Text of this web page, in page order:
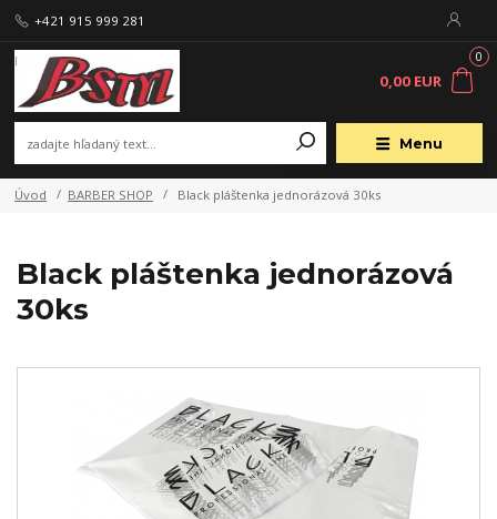
Menu
+421 915 999 281
0
0,00 EUR
Úvod BARBER SHOP Black pláštenka jednorázová 30ks
Black pláštenka jednorázová
30ks